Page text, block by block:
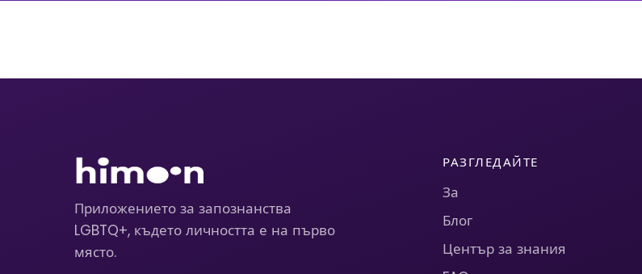
Приложението за запознанства
LGBTQ+, където личността е на първо
място.
РАЗГЛЕДАЙТЕ
За
Блог
Център за знания